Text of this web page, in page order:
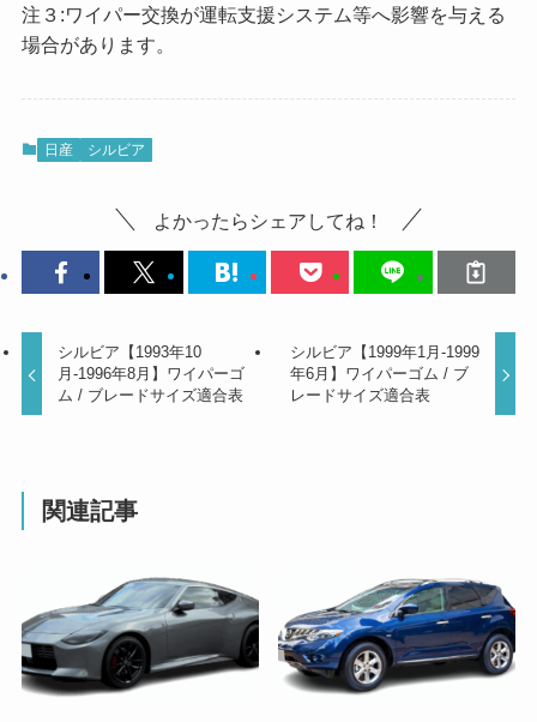
注３:ワイパー交換が運転支援システム等へ影響を与える
場合があります。
日産 シルビア
よかったらシェアしてね！
シルビア【1993年10
月-1996年8月】ワイパーゴ
ム / ブレードサイズ適合表
シルビア【1999年1月-1999
年6月】ワイパーゴム / ブ
レードサイズ適合表
関連記事